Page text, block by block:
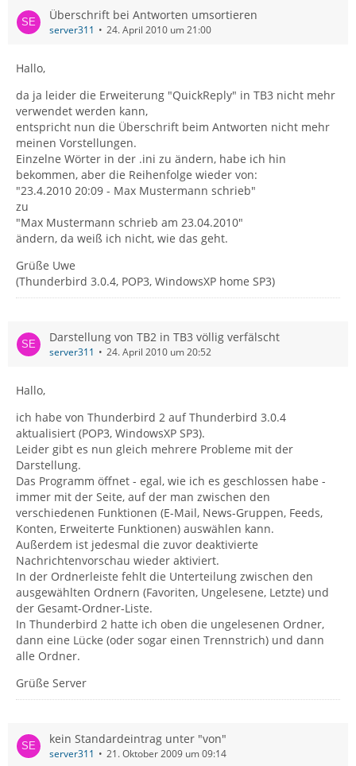
Überschrift bei Antworten umsortieren
server311 24. April 2010 um 21:00
Hallo,
da ja leider die Erweiterung "QuickReply" in TB3 nicht mehr
verwendet werden kann,
entspricht nun die Überschrift beim Antworten nicht mehr
meinen Vorstellungen.
Einzelne Wörter in der .ini zu ändern, habe ich hin
bekommen, aber die Reihenfolge wieder von:
"23.4.2010 20:09 - Max Mustermann schrieb"
zu
"Max Mustermann schrieb am 23.04.2010"
ändern, da weiß ich nicht, wie das geht.
Grüße Uwe
(Thunderbird 3.0.4, POP3, WindowsXP home SP3)
Darstellung von TB2 in TB3 völlig verfälscht
server311 24. April 2010 um 20:52
Hallo,
ich habe von Thunderbird 2 auf Thunderbird 3.0.4
aktualisiert (POP3, WindowsXP SP3).
Leider gibt es nun gleich mehrere Probleme mit der
Darstellung.
Das Programm öffnet - egal, wie ich es geschlossen habe -
immer mit der Seite, auf der man zwischen den
verschiedenen Funktionen (E-Mail, News-Gruppen, Feeds,
Konten, Erweiterte Funktionen) auswählen kann.
Außerdem ist jedesmal die zuvor deaktivierte
Nachrichtenvorschau wieder aktiviert.
In der Ordnerleiste fehlt die Unterteilung zwischen den
ausgewählten Ordnern (Favoriten, Ungelesene, Letzte) und
der Gesamt-Ordner-Liste.
In Thunderbird 2 hatte ich oben die ungelesenen Ordner,
dann eine Lücke (oder sogar einen Trennstrich) und dann
alle Ordner.
Grüße Server
kein Standardeintrag unter "von"
server311 21. Oktober 2009 um 09:14